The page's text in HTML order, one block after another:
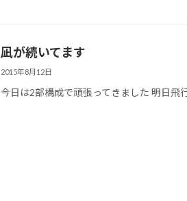
凪が続いてます
2015年8月12日
今日は2部構成で頑張ってきました 明日